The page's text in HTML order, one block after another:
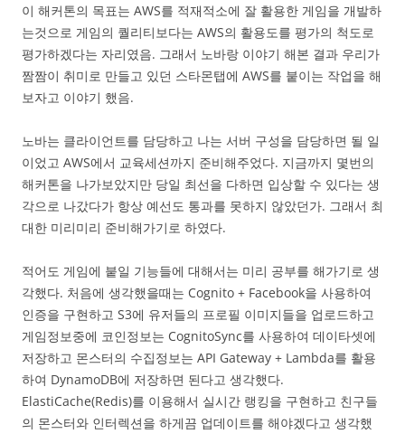
이 해커톤의 목표는 AWS를 적재적소에 잘 활용한 게임을 개발하
는것으로 게임의 퀄리티보다는 AWS의 활용도를 평가의 척도로
평가하겠다는 자리였음. 그래서 노바랑 이야기 해본 결과 우리가
짬짬이 취미로 만들고 있던 스타몬탭에 AWS를 붙이는 작업을 해
보자고 이야기 했음.
노바는 클라이언트를 담당하고 나는 서버 구성을 담당하면 될 일
이었고 AWS에서 교육세션까지 준비해주었다. 지금까지 몇번의
해커톤을 나가보았지만 당일 최선을 다하면 입상할 수 있다는 생
각으로 나갔다가 항상 예선도 통과를 못하지 않았던가. 그래서 최
대한 미리미리 준비해가기로 하였다.
적어도 게임에 붙일 기능들에 대해서는 미리 공부를 해가기로 생
각했다. 처음에 생각했을때는 Cognito + Facebook을 사용하여
인증을 구현하고 S3에 유저들의 프로필 이미지들을 업로드하고
게임정보중에 코인정보는 CognitoSync를 사용하여 데이타셋에
저장하고 몬스터의 수집정보는 API Gateway + Lambda를 활용
하여 DynamoDB에 저장하면 된다고 생각했다.
ElastiCache(Redis)를 이용해서 실시간 랭킹을 구현하고 친구들
의 몬스터와 인터렉션을 하게끔 업데이트를 해야겠다고 생각했